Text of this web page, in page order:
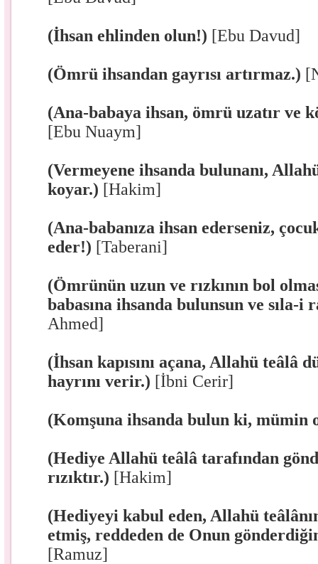
(İhsan ehlinden olun!) [Ebu Davud]
(Ömrü ihsandan gayrısı artırmaz.)
(Ana-babaya ihsan, ömrü uzatır ve
[Ebu Nuaym]
(Vermeyene ihsanda bulunanı,
koyar.) [Hakim]
(Ana-babanıza ihsan ederseniz,
eder!) [Taberani]
(Ömrünün uzun ve rızkının bol
babasına ihsanda bulunsun ve sıla-i
Ahmed]
(İhsan kapısını açana, Allahü teâlâ
hayrını verir.) [İbni Cerir]
(Komşuna ihsanda bulun ki, mümin
(Hediye Allahü teâlâ tarafından
rızıktır.) [Hakim]
(Hediyeyi kabul eden, Allahü
etmiş, reddeden de Onun
[Ramuz]